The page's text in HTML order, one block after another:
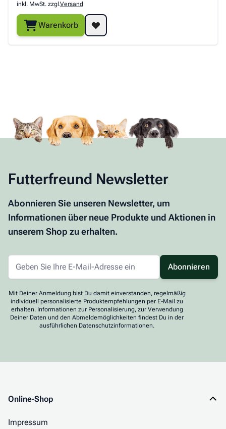
inkl. MwSt. zzgl.Versand
Warenkorb
Futterfreund Newsletter
Abonnieren Sie unseren Newsletter, um
Informationen über neue Produkte und Aktionen in
unserem Shop zu erhalten.
Abonnieren
Mit Deiner Anmeldung bist Du damit einverstanden, regelmäßig
individuell personalisierte Produktempfehlungen per E-Mail zu
erhalten. Informationen zur Personalisierung, zur Verwendung
Deiner Daten und den Abmeldemöglichkeiten findest Du in der
ausführlichen Datenschutzinformationen.
Online-Shop
Impressum